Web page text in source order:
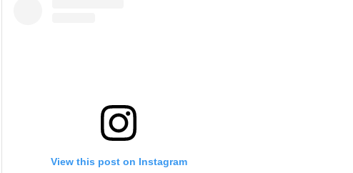
View this post on Instagram